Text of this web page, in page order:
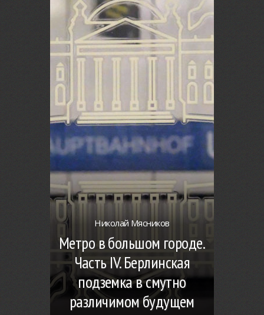
Николай Мясников
Метро в большом городе.
Часть IV. Берлинская
подземка в смутно
различимом будущем